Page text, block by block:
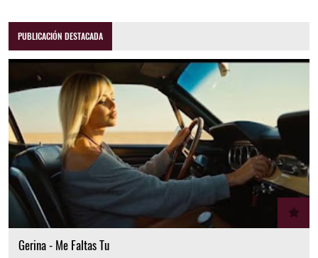
PUBLICACIÓN DESTACADA
Gerina - Me Faltas Tu